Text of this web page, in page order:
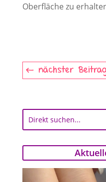
Oberfläche zu
nächster